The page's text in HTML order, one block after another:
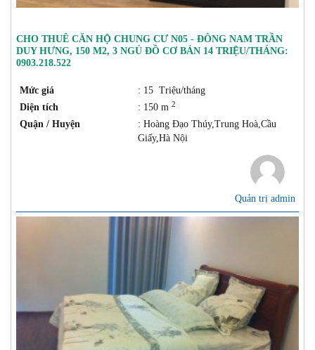
CHO THUÊ CĂN HỘ CHUNG CƯ N05 - ĐÔNG NAM TRẦN
DUY HƯNG, 150 M2, 3 NGỦ ĐỒ CƠ BẢN 14 TRIỆU/THÁNG:
0903.218.522
Mức giá
: 15 Triệu/tháng
Diện tích
: 150 m 2
Quận / Huyện
: Hoàng Đạo Thúy,Trung Hoà,Cầu
Giấy,Hà Nội
Quản trị admin